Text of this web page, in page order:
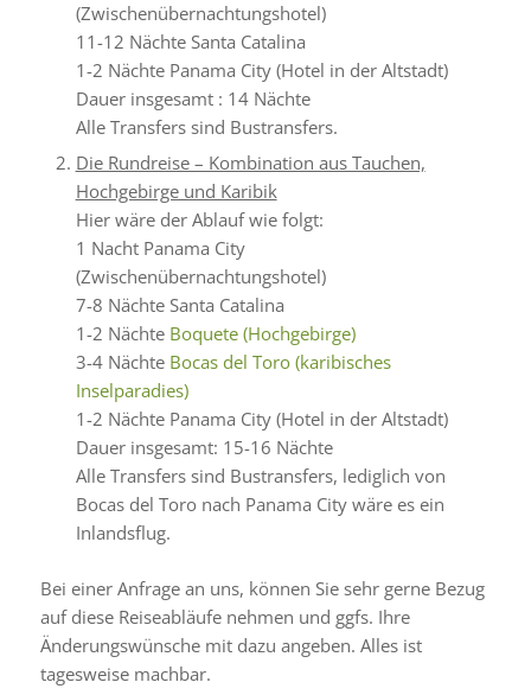
(Zwischenübernachtungshotel)
11-12 Nächte Santa Catalina
1-2 Nächte Panama City (Hotel in der Altstadt)
Dauer insgesamt : 14 Nächte
Alle Transfers sind Bustransfers.
Die Rundreise – Kombination aus Tauchen,
Hochgebirge und Karibik
Hier wäre der Ablauf wie folgt:
1 Nacht Panama City
(Zwischenübernachtungshotel)
7-8 Nächte Santa Catalina
1-2 Nächte Boquete (Hochgebirge)
3-4 Nächte Bocas del Toro (karibisches
Inselparadies)
1-2 Nächte Panama City (Hotel in der Altstadt)
Dauer insgesamt: 15-16 Nächte
Alle Transfers sind Bustransfers, lediglich von
Bocas del Toro nach Panama City wäre es ein
Inlandsflug.
Bei einer Anfrage an uns, können Sie sehr gerne Bezug
auf diese Reiseabläufe nehmen und ggfs. Ihre
Änderungswünsche mit dazu angeben. Alles ist
tagesweise machbar.